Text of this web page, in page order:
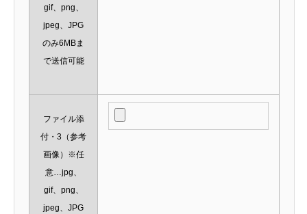
gif、png、
jpeg、JPG
のみ6MBま
で送信可能
ファイル添
付・3（参考
画像）※任
意…jpg、
gif、png、
jpeg、JPG